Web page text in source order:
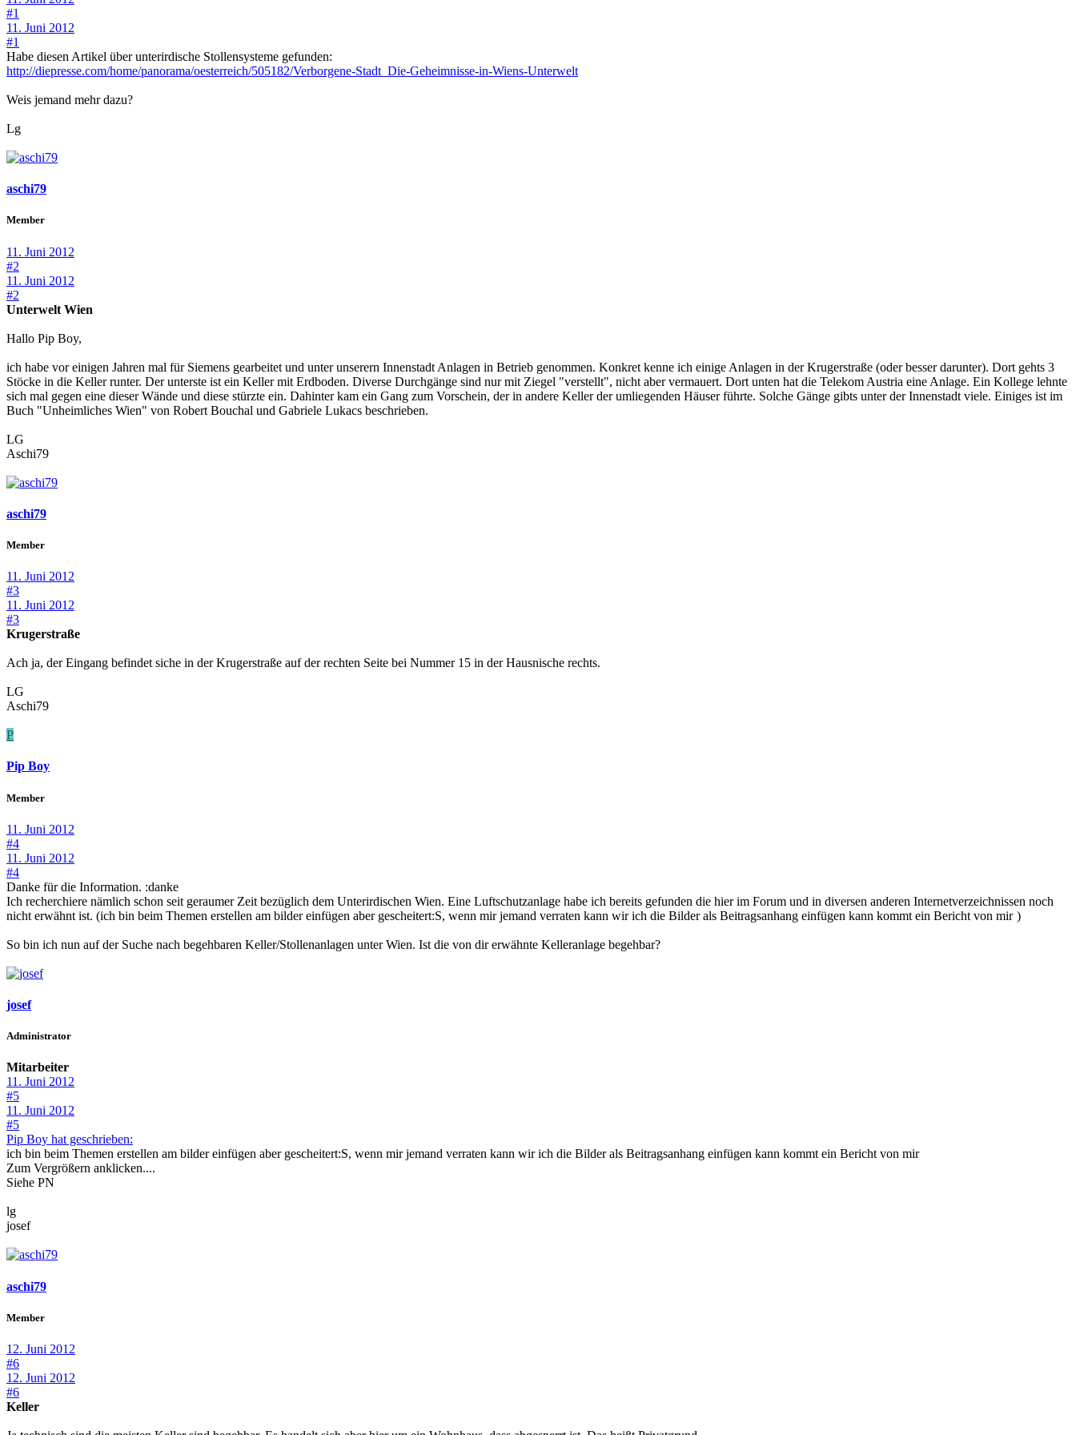
#1
11. Juni 2012
#1
Habe diesen Artikel über unterirdische Stollensysteme gefunden:
http://diepresse.com/home/panorama/oesterreich/505182/Verborgene-Stadt_Die-Geheimnisse-in-Wiens-Unterwelt
Weis jemand mehr dazu?
Lg
aschi79
Member
11. Juni 2012
#2
11. Juni 2012
#2
Unterwelt Wien
Hallo Pip Boy,
ich habe vor einigen Jahren mal für Siemens gearbeitet und unter unserern Innenstadt Anlagen in Betrieb genommen. Konkret kenne ich einige Anlagen in der Krugerstraße (oder besser darunter). Dort gehts 3
Stöcke in die Keller runter. Der unterste ist ein Keller mit Erdboden. Diverse Durchgänge sind nur mit Ziegel "verstellt", nicht aber vermauert. Dort unten hat die Telekom Austria eine Anlage. Ein Kollege lehnte
sich mal gegen eine dieser Wände und diese stürzte ein. Dahinter kam ein Gang zum Vorschein, der in andere Keller der umliegenden Häuser führte. Solche Gänge gibts unter der Innenstadt viele. Einiges ist im
Buch "Unheimliches Wien" von Robert Bouchal und Gabriele Lukacs beschrieben.
LG
Aschi79
aschi79
Member
11. Juni 2012
#3
11. Juni 2012
#3
Krugerstraße
Ach ja, der Eingang befindet siche in der Krugerstraße auf der rechten Seite bei Nummer 15 in der Hausnische rechts.
LG
Aschi79
P
Pip Boy
Member
11. Juni 2012
#4
11. Juni 2012
#4
Danke für die Information. :danke
Ich recherchiere nämlich schon seit geraumer Zeit bezüglich dem Unterirdischen Wien. Eine Luftschutzanlage habe ich bereits gefunden die hier im Forum und in diversen anderen Internetverzeichnissen noch
nicht erwähnt ist. (ich bin beim Themen erstellen am bilder einfügen aber gescheitert:S, wenn mir jemand verraten kann wir ich die Bilder als Beitragsanhang einfügen kann kommt ein Bericht von mir )
So bin ich nun auf der Suche nach begehbaren Keller/Stollenanlagen unter Wien. Ist die von dir erwähnte Kelleranlage begehbar?
josef
Administrator
Mitarbeiter
11. Juni 2012
#5
11. Juni 2012
#5
Pip Boy hat geschrieben:
ich bin beim Themen erstellen am bilder einfügen aber gescheitert:S, wenn mir jemand verraten kann wir ich die Bilder als Beitragsanhang einfügen kann kommt ein Bericht von mir
Zum Vergrößern anklicken....
Siehe PN
lg
josef
aschi79
Member
12. Juni 2012
#6
12. Juni 2012
#6
Keller